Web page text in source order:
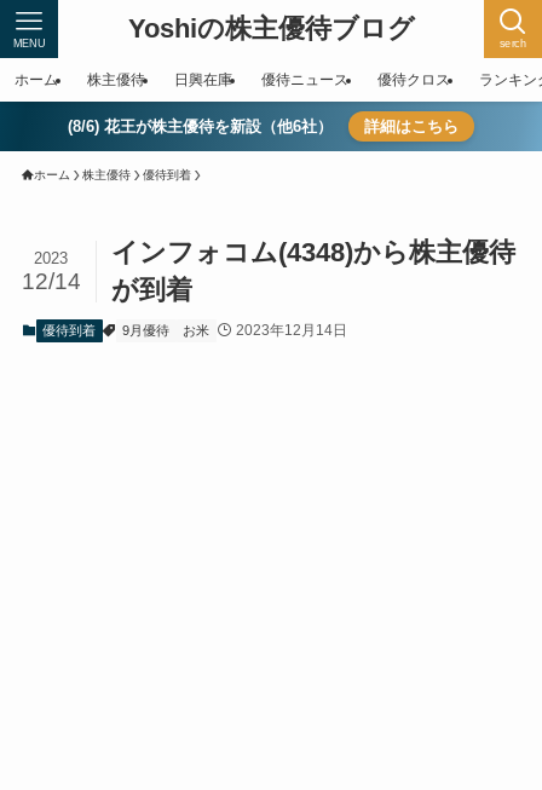
Yoshiの株主優待ブログ serch
MENU
ホーム 株主優待 日興在庫 優待ニュース 優待クロス ランキン
(8/6) 花王が株主優待を新設（他6社） 詳細はこちら
ホーム 株主優待 優待到着
インフォコム(4348)から株主優待
が到着
2023
12/14
優待到着 9月優待 お米 2023年12月14日